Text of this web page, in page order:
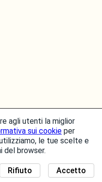
agli utenti la miglior
sui cookie per
le tue scelte e
del browser.
Accetto
Rifiuto